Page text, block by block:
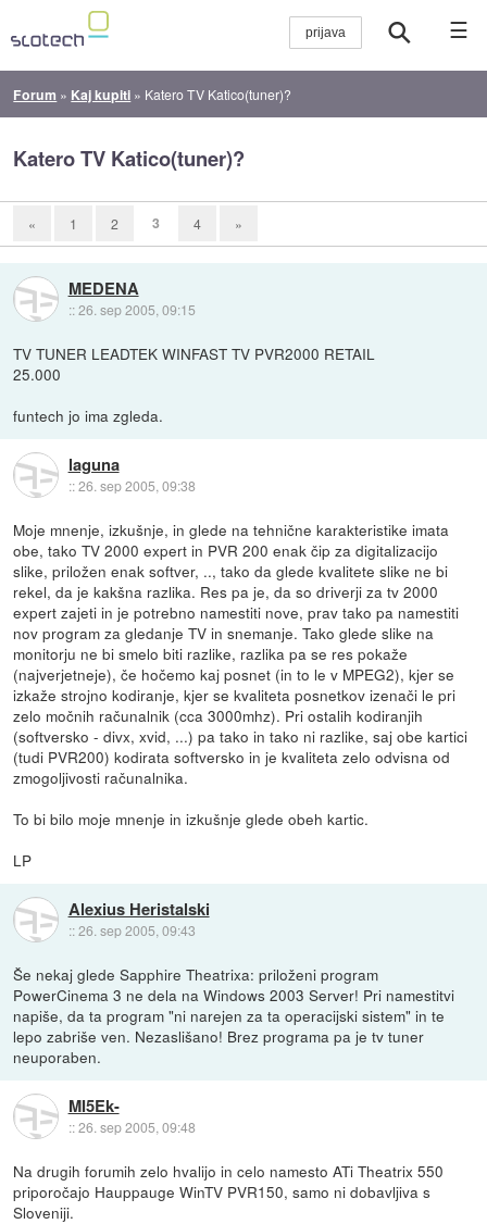
☰
Forum » Kaj kupiti » Katero TV Katico(tuner)?
Katero TV Katico(tuner)?
« 1 2 3 4 »
MEDENA
::26. sep 2005, 09:15
TV TUNER LEADTEK WINFAST TV PVR2000 RETAIL
25.000
funtech jo ima zgleda.
laguna
::26. sep 2005, 09:38
Moje mnenje, izkušnje, in glede na tehnične karakteristike imata
obe, tako TV 2000 expert in PVR 200 enak čip za digitalizacijo
slike, priložen enak softver, .., tako da glede kvalitete slike ne bi
rekel, da je kakšna razlika. Res pa je, da so driverji za tv 2000
expert zajeti in je potrebno namestiti nove, prav tako pa namestiti
nov program za gledanje TV in snemanje. Tako glede slike na
monitorju ne bi smelo biti razlike, razlika pa se res pokaže
(najverjetneje), če hočemo kaj posnet (in to le v MPEG2), kjer se
izkaže strojno kodiranje, kjer se kvaliteta posnetkov izenači le pri
zelo močnih računalnik (cca 3000mhz). Pri ostalih kodiranjih
(softversko - divx, xvid, ...) pa tako in tako ni razlike, saj obe kartici
(tudi PVR200) kodirata softversko in je kvaliteta zelo odvisna od
zmogoljivosti računalnika.
To bi bilo moje mnenje in izkušnje glede obeh kartic.
LP
Alexius Heristalski
::26. sep 2005, 09:43
Še nekaj glede Sapphire Theatrixa: priloženi program
PowerCinema 3 ne dela na Windows 2003 Server! Pri namestitvi
napiše, da ta program "ni narejen za ta operacijski sistem" in te
lepo zabriše ven. Nezaslišano! Brez programa pa je tv tuner
neuporaben.
MI5Ek-
::26. sep 2005, 09:48
Na drugih forumih zelo hvalijo in celo namesto ATi Theatrix 550
priporočajo Hauppauge WinTV PVR150, samo ni dobavljiva s
Sloveniji.